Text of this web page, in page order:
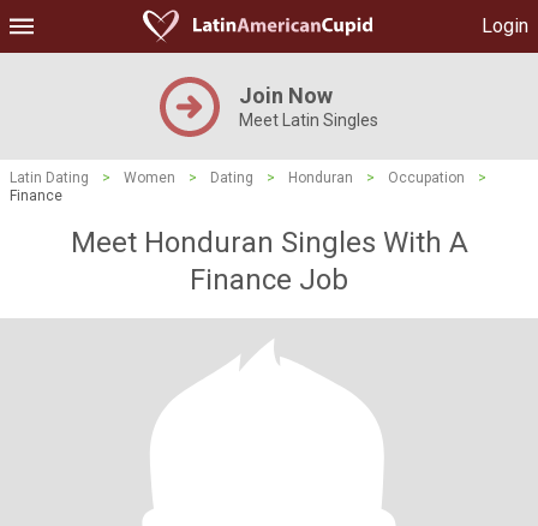
Login
Join Now
Meet Latin Singles
Latin Dating > Women > Dating > Honduran > Occupation
>
Finance
Meet Honduran Singles With A
Finance Job